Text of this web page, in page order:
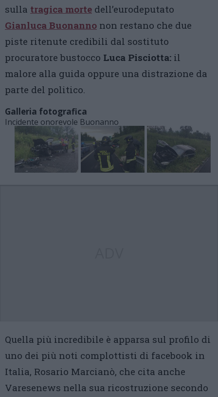
sulla tragica morte dell’eurodeputato
Gianluca Buonanno non restano che due
piste ritenute credibili dal sostituto
procuratore bustocco Luca Pisciotta: il
malore alla guida oppure una distrazione da
parte del politico.
Galleria fotografica
Incidente onorevole Buonanno
Quella più incredibile è apparsa sul profilo di
uno dei più noti complottisti di facebook in
Italia, Rosario Marcianò, che cita anche
Varesenews nella sua ricostruzione secondo